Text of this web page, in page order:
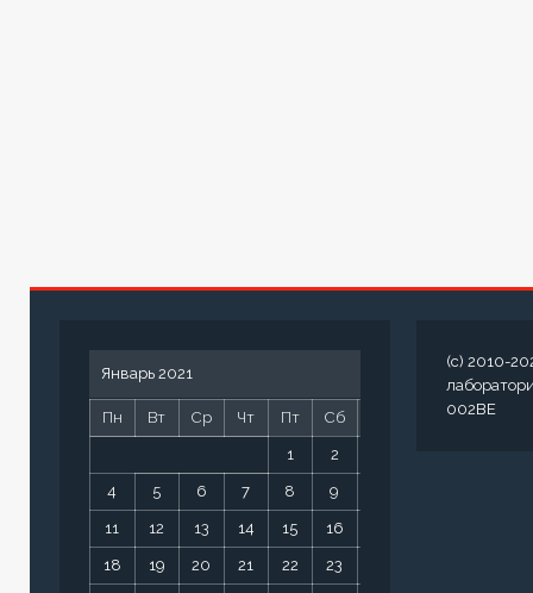
Январь 2021
Пн Вт Ср Чт Пт Сб
1 2
4 5 6 7 8 9
11 12 13 14 15 16
18 19 20 21 22 23
(c) 2010-
002BE